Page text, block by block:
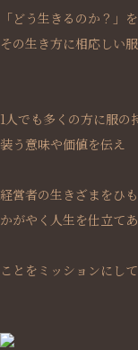
「どう生きるのか？」
その生き方に相応しい服
1人でも多くの方に服の
装う意味や価値を伝え
経営者の生きざまをひ
かがやく人生を仕立て
ことをミッションにして